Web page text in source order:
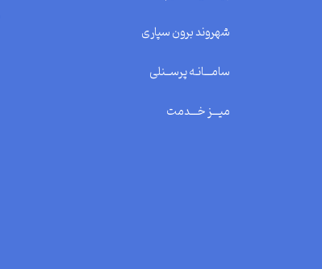
شهروند برون سپاری
سامـــانـه پرســنلی
میـــز خـــدمت